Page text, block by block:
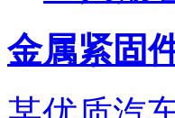
金属紧固